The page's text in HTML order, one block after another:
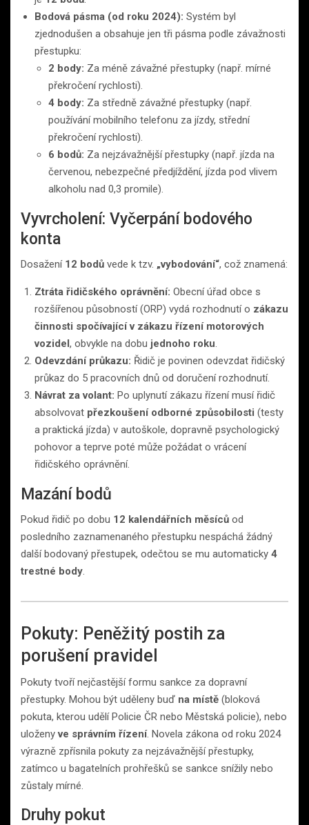
Bodová pásma (od roku 2024): Systém byl
zjednodušen a obsahuje jen tři pásma podle závažnosti
přestupku:
2 body: Za méně závažné přestupky (např. mírné
překročení rychlosti).
4 body: Za středně závažné přestupky (např.
používání mobilního telefonu za jízdy, střední
překročení rychlosti).
6 bodů: Za nejzávažnější přestupky (např. jízda na
červenou, nebezpečné předjíždění, jízda pod vlivem
alkoholu nad 0,3 promile).
Vyvrcholení: Vyčerpání bodového
konta
Dosažení 12 bodů vede k tzv. „vybodování“, což znamená:
Ztráta řidičského oprávnění: Obecní úřad obce s
rozšířenou působností (ORP) vydá rozhodnutí o zákazu
činnosti spočívající v zákazu řízení motorových
vozidel, obvykle na dobu jednoho roku.
Odevzdání průkazu: Řidič je povinen odevzdat řidičský
průkaz do 5 pracovních dnů od doručení rozhodnutí.
Návrat za volant: Po uplynutí zákazu řízení musí řidič
absolvovat přezkoušení odborné způsobilosti (testy
a praktická jízda) v autoškole, dopravně psychologický
pohovor a teprve poté může požádat o vrácení
řidičského oprávnění.
Mazání bodů
Pokud řidič po dobu 12 kalendářních měsíců od
posledního zaznamenaného přestupku nespáchá žádný
další bodovaný přestupek, odečtou se mu automaticky 4
trestné body.
Pokuty: Peněžitý postih za
porušení pravidel
Pokuty tvoří nejčastější formu sankce za dopravní
přestupky. Mohou být uděleny buď na místě (bloková
pokuta, kterou udělí Policie ČR nebo Městská policie), nebo
uloženyve správním řízení. Novela zákona od roku 2024
výrazně zpřísnila pokuty za nejzávažnější přestupky,
zatímco u bagatelních prohřešků se sankce snížily nebo
zůstaly mírné.
Druhy pokut